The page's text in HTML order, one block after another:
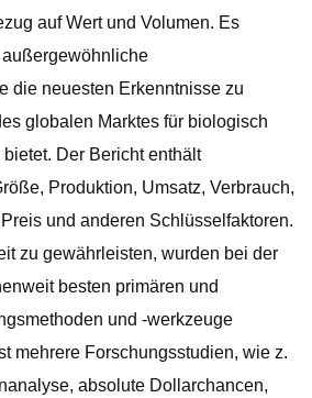
auf Wert und Volumen. Es
die neuesten Erkenntnisse zu
globalen Marktes für biologisch
Der Bericht enthält
Produktion, Umsatz, Verbrauch,
und anderen Schlüsselfaktoren.
zu gewährleisten, wurden bei der
besten primären und
und -werkzeuge
mehrere Forschungsstudien, wie z.
absolute Dollarchancen,